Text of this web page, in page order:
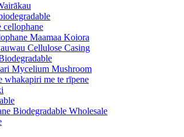
cellophane
Maamaa Koiora
Cellulose Casing
Mycelium Mushroom
whakapiri me te rīpene
Biodegradable Wholesale